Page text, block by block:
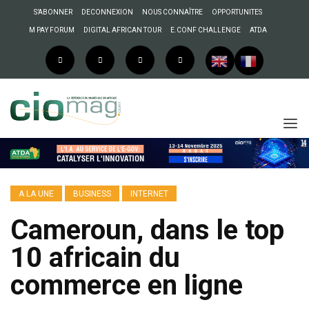
S’ABONNER DECONNEXION NOUS CONNAÎTRE OPPORTUNITES
M PAY FORUM DIGITAL AFRICAN TOUR E.CONF CHALLENGE ATDA
A LA UNE BUSINESS INTERNET
Cameroun, dans le top
10 africain du
commerce en ligne